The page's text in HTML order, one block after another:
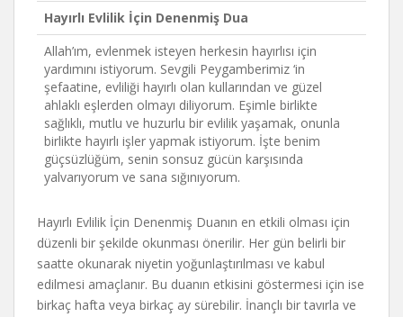
Hayırlı Evlilik İçin Denenmiş Dua
Allah’ım, evlenmek isteyen herkesin hayırlısı için
yardımını istiyorum. Sevgili Peygamberimiz ‘in
şefaatine, evliliği hayırlı olan kullarından ve güzel
ahlaklı eşlerden olmayı diliyorum. Eşimle birlikte
sağlıklı, mutlu ve huzurlu bir evlilik yaşamak, onunla
birlikte hayırlı işler yapmak istiyorum. İşte benim
güçsüzlüğüm, senin sonsuz gücün karşısında
yalvarıyorum ve sana sığınıyorum.
Hayırlı Evlilik İçin Denenmiş Duanın en etkili olması için
düzenli bir şekilde okunması önerilir. Her gün belirli bir
saatte okunarak niyetin yoğunlaştırılması ve kabul
edilmesi amaçlanır. Bu duanın etkisini göstermesi için ise
birkaç hafta veya birkaç ay sürebilir. İnançlı bir tavırla ve